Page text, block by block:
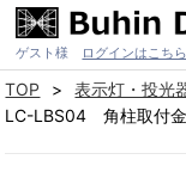
ゲスト様 ログインはこちら
TOP 表示灯・投光
LC-LBS04 角柱取付金